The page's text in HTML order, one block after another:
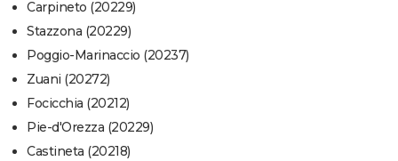
Carpineto (20229)
Stazzona (20229)
Poggio-Marinaccio (20237)
Zuani (20272)
Focicchia (20212)
Pie-d'Orezza (20229)
Castineta (20218)